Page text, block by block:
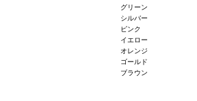
グリーン
シルバー
ピンク
イエロー
オレンジ
ゴールド
ブラウン